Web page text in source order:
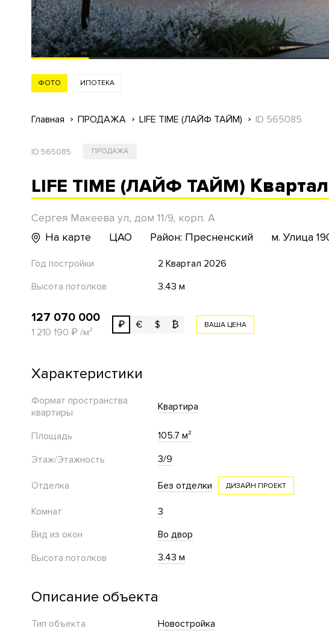
ФОТО ИПОТЕКА
Главная ПРОДАЖА LIFE TIME (ЛАЙФ ТАЙМ) ID 565085
ID:565085 ПРОДАЖА
LIFE TIME (ЛАЙФ ТАЙМ) Квартал
Сергея Макеева ул, дом 11/9, корп. A
На карте
ЦАО Район: Пресненский м. Улица
Год постройки
2 Квартал 2026
Высота потолков
3.43 м
127 070 000
1 210 190 ₽ /м²
₽ € $ ₿ ВАША ЦЕНА
Характеристики
Формат пространства
квартиры
Квартира
Площадь
105.7 м²
Этаж/Этажность
3/9
Отделка Без отделки ДИЗАЙН ПРОЕКТ
Комнат
3
Вид из окон
Во двор
Высота потолков
3.43 м
Описание объекта
Тип объекта
Новостройка